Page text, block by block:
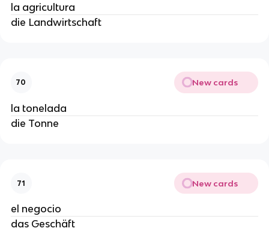
la agricultura
die Landwirtschaft
70 New cards
la tonelada
die Tonne
71 New cards
el negocio
das Geschäft